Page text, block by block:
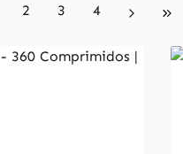
Page
2 Page
3 Page
4